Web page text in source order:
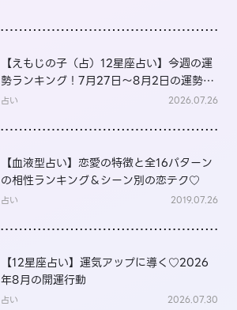
【えもじの子（占）12星座占い】今週の運
勢ランキング！7月27日～8月2日の運勢
は？
占い 2026.07.26
【血液型占い】恋愛の特徴と全16パターン
の相性ランキング＆シーン別の恋テク♡
占い 2019.07.26
【12星座占い】運気アップに導く♡2026
年8月の開運行動
占い 2026.07.30